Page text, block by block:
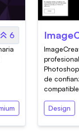
6
de
Design